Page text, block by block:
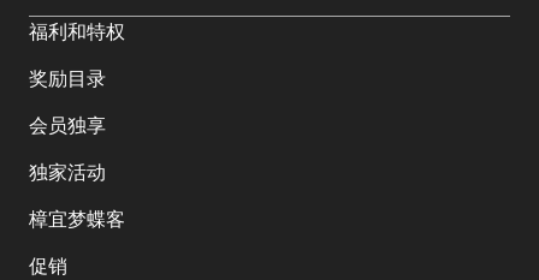
福利和特权
奖励目录
会员独享
独家活动
樟宜梦蝶客
促销